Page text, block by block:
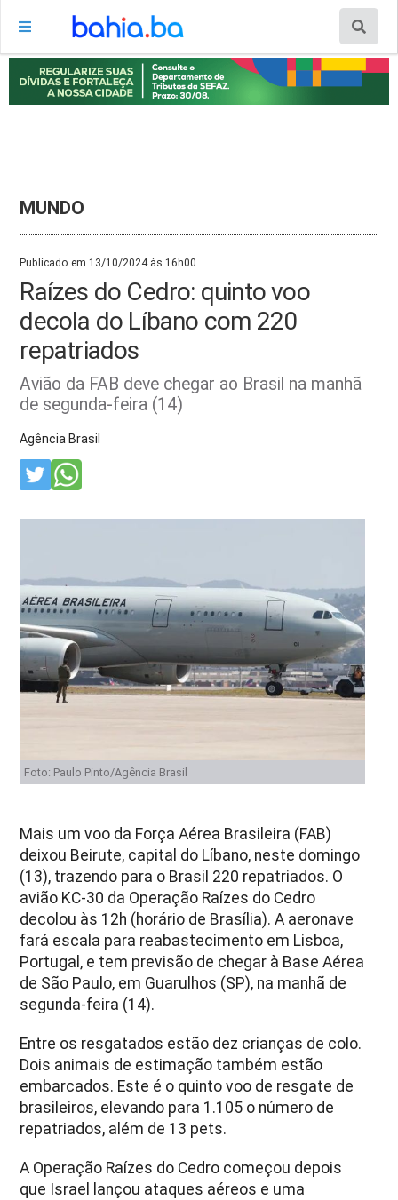
MUNDO
Publicado em 13/10/2024 às 16h00.
Raízes do Cedro: quinto voo
decola do Líbano com 220
repatriados
Avião da FAB deve chegar ao Brasil na manhã
de segunda-feira (14)
Agência Brasil
Foto: Paulo Pinto/Agência Brasil
Mais um voo da Força Aérea Brasileira (FAB)
deixou Beirute, capital do Líbano, neste domingo
(13), trazendo para o Brasil 220 repatriados. O
avião KC-30 da Operação Raízes do Cedro
decolou às 12h (horário de Brasília). A aeronave
fará escala para reabastecimento em Lisboa,
Portugal, e tem previsão de chegar à Base Aérea
de São Paulo, em Guarulhos (SP), na manhã de
segunda-feira (14).
Entre os resgatados estão dez crianças de colo.
Dois animais de estimação também estão
embarcados. Este é o quinto voo de resgate de
brasileiros, elevando para 1.105 o número de
repatriados, além de 13 pets.
A Operação Raízes do Cedro começou depois
que Israel lançou ataques aéreos e uma